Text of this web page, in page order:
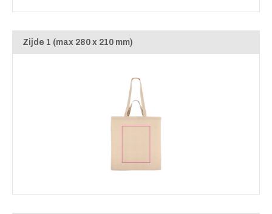
Zijde 1 (max 280 x 210 mm)